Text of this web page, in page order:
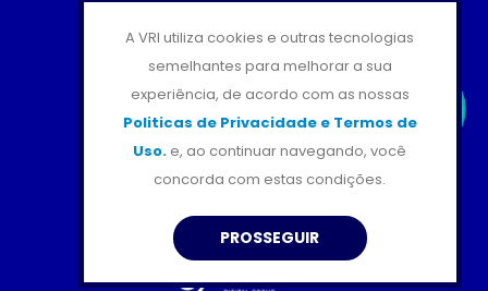
SIGA-NOS
A VRI utiliza cookies e outras tecnologias
semelhantes para melhorar a sua
experiência, de acordo com as nossas
Politicas de Privacidade e Termos de
Uso. e, ao continuar navegando, você
concorda com estas condições.
PROSSEGUIR